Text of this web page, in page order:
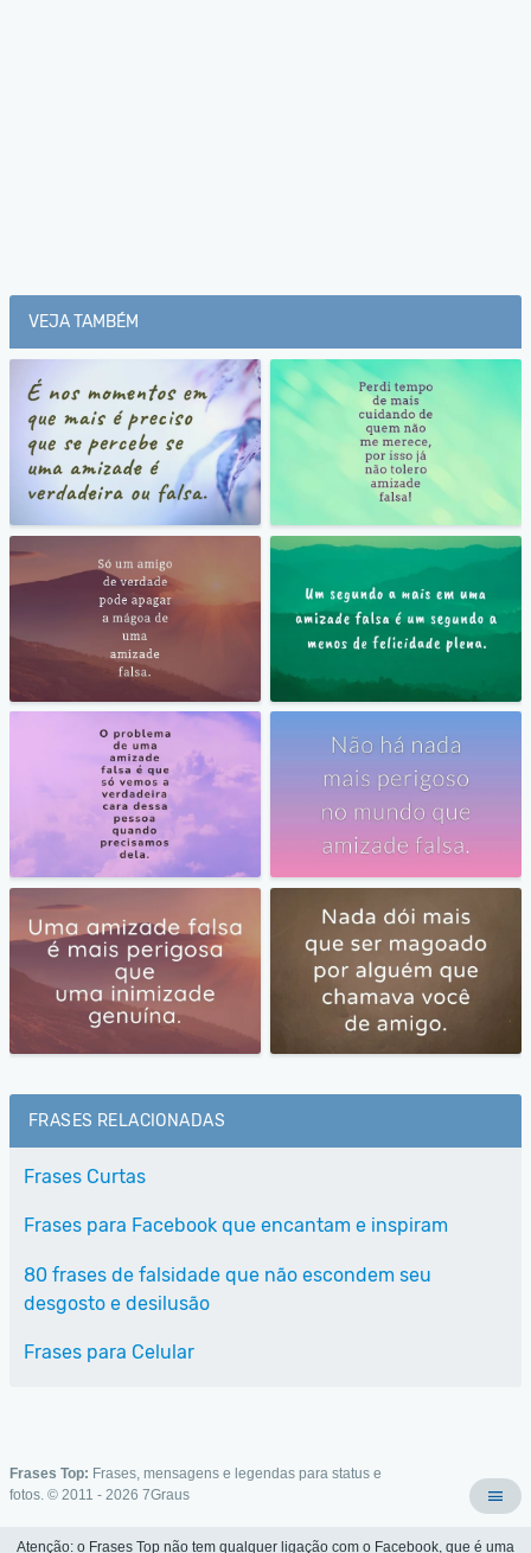
VEJA TAMBÉM
FRASES RELACIONADAS
Frases Curtas
Frases para Facebook que encantam e inspiram
80 frases de falsidade que não escondem seu
desgosto e desilusão
Frases para Celular
Frases Top: Frases, mensagens e legendas para status e
fotos. © 2011 - 2026 7Graus
Atenção: o Frases Top não tem qualquer ligação com o Facebook, que é uma